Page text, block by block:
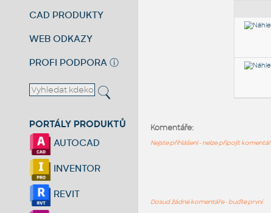
CAD PRODUKTY
WEB ODKAZY
PROFI PODPORA ⓘ
PORTÁLY PRODUKTŮ
AUTOCAD
INVENTOR
REVIT
Komentáře:
Nejste přihlášeni - nelze připojit
Dosud žádné komentáře - buďte první